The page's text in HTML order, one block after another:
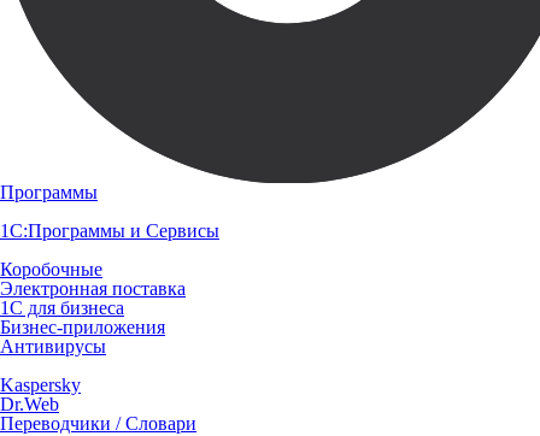
Программы
1С:Программы и Сервисы
Коробочные
Электронная поставка
1С для бизнеса
Бизнес-приложения
Антивирусы
Kaspersky
Dr.Web
Переводчики / Словари